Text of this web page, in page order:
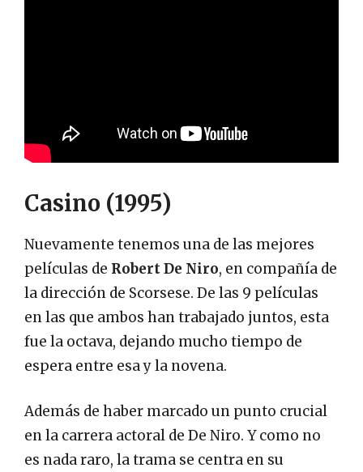
Casino (1995)
Nuevamente tenemos una de las mejores
películas de Robert De Niro, en compañía de
la dirección de Scorsese. De las 9 películas
en las que ambos han trabajado juntos, esta
fue la octava, dejando mucho tiempo de
espera entre esa y la novena.
Además de haber marcado un punto crucial
en la carrera actoral de De Niro. Y como no
es nada raro, la trama se centra en su